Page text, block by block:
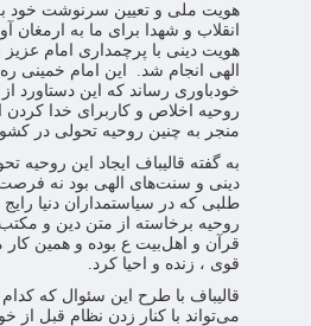
هویت ملی و تعیین سرنوشت خود
انقلاب و شهدا برای ما به ارمغان
هویت دینی با پرچمداری امام عزیز
الهی انجام شد. این امام خمینی
خودباوری رساند که این دستاورد
روحیه اخلاص و کاربرای خدا
منجر به چنین روحیه تحولی در
به گفته قالیباف ایجاد این روحیه
دینی و سنت‌های الهی بود نه
طلبی که در سیاستمداران دنیا
روحیه برخاسته از متن دین و مکتب
قرآن و اهل‌بیت ع بوده و همین کار
قوی ، زنده و احیا کرد.
قالیباف با طرح این سئوال که کدام
می‌تواند با کنار زدن نظام قبل از